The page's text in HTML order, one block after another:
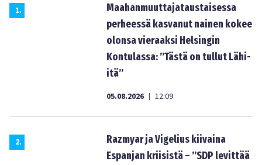
1.
Maahanmuuttajataustaisessa
perheessä kasvanut nainen kokee
olonsa vieraaksi Helsingin
Kontulassa: ”Tästä on tullut Lähi-
itä”
05.08.2026 | 12:09
2.
Razmyar ja Vigelius kiivaina
Espanjan kriisistä – ”SDP levittää